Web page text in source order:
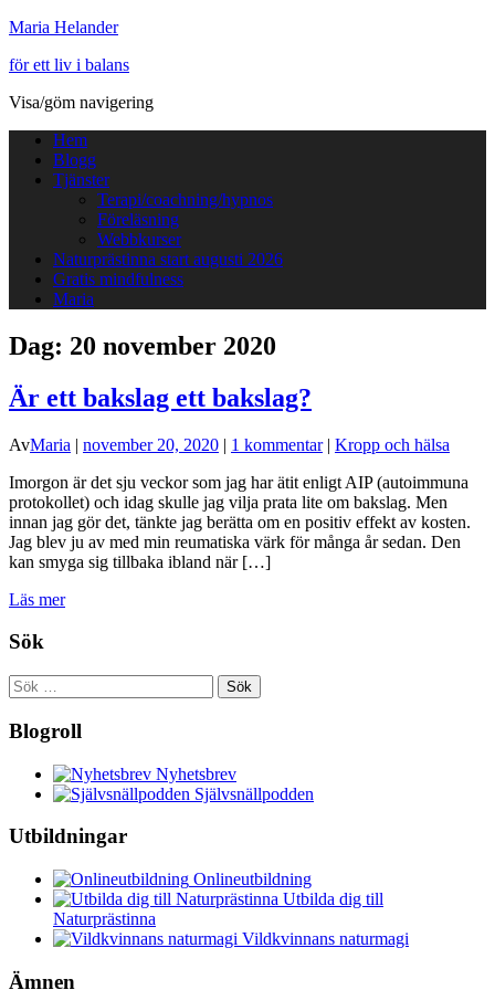
Maria Helander
för ett liv i balans
Visa/göm navigering
Hem
Blogg
Tjänster
Terapi/coachning/hypnos
Föreläsning
Webbkurser
Naturprästinna start augusti 2026
Gratis mindfulness
Maria
Dag: 20 november 2020
Är ett bakslag ett bakslag?
AvMaria | november 20, 2020 | 1 kommentar| Kropp och hälsa
Imorgon är det sju veckor som jag har ätit enligt AIP (autoimmuna
protokollet) och idag skulle jag vilja prata lite om bakslag. Men
innan jag gör det, tänkte jag berätta om en positiv effekt av kosten.
Jag blev ju av med min reumatiska värk för många år sedan. Den
kan smyga sig tillbaka ibland när […]
Läs mer
Sök
Sök
efter:
Blogroll
Nyhetsbrev
Självsnällpodden
Utbildningar
Onlineutbildning
Utbilda dig till
Naturprästinna
Vildkvinnans naturmagi
Ämnen